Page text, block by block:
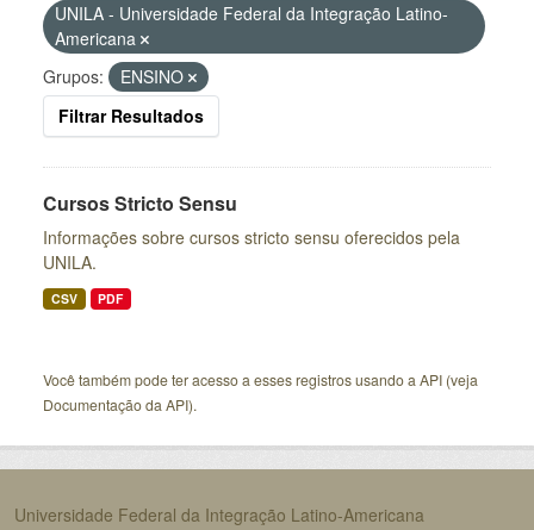
UNILA - Universidade Federal da Integração Latino-
Americana
Grupos:
ENSINO
Filtrar Resultados
Cursos Stricto Sensu
Informações sobre cursos stricto sensu oferecidos pela
UNILA.
CSV PDF
Você também pode ter acesso a esses registros usando a API (veja
Documentação da API).
Universidade Federal da Integração Latino-Americana